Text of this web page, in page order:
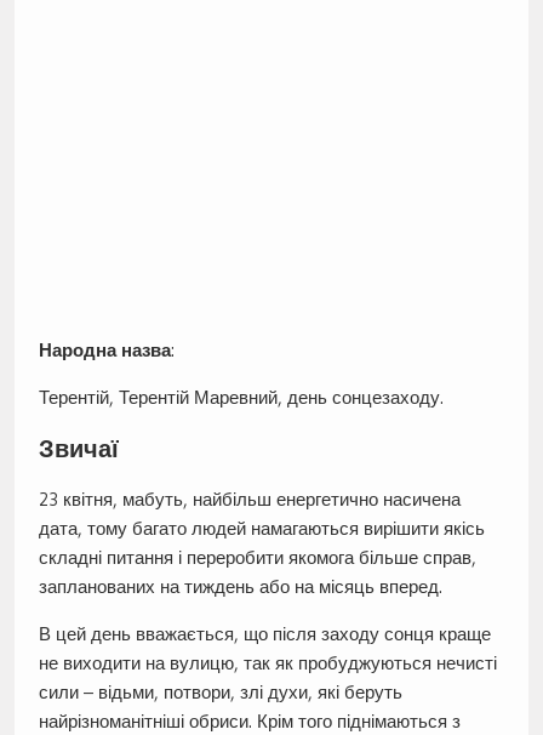
Народна назва:
Терентій, Терентій Маревний, день сонцезаходу.
Звичаї
23 квітня, мабуть, найбільш енергетично насичена
дата, тому багато людей намагаються вирішити якісь
складні питання і переробити якомога більше справ,
запланованих на тиждень або на місяць вперед.
В цей день вважається, що після заходу сонця краще
не виходити на вулицю, так як пробуджуються нечисті
сили – відьми, потвори, злі духи, які беруть
найрізноманітніші обриси. Крім того піднімаються з